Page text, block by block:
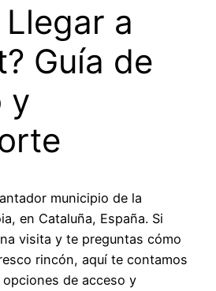
a
Guía de
y
municipio de la
en Cataluña, España. Si
visita y te preguntas cómo
rincón, aquí te contamos
de acceso y